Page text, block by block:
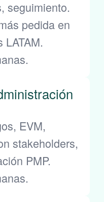
seguimiento.
pedida en
EVM,
stakeholders,
PMP.